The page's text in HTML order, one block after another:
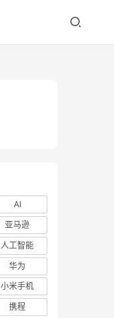
AI
亚马逊
人工智能
华为
小米手机
携程